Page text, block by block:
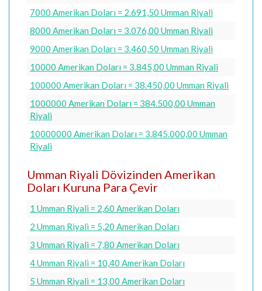
7000 Amerikan Doları = 2.691,50 Umman Riyali
8000 Amerikan Doları = 3.076,00 Umman Riyali
9000 Amerikan Doları = 3.460,50 Umman Riyali
10000 Amerikan Doları = 3.845,00 Umman Riyali
100000 Amerikan Doları = 38.450,00 Umman Riyali
1000000 Amerikan Doları = 384.500,00 Umman
Riyali
10000000 Amerikan Doları = 3.845.000,00 Umman
Riyali
Umman Riyali Dövizinden Amerikan
Doları Kuruna Para Çevir
1 Umman Riyali = 2,60 Amerikan Doları
2 Umman Riyali = 5,20 Amerikan Doları
3 Umman Riyali = 7,80 Amerikan Doları
4 Umman Riyali = 10,40 Amerikan Doları
5 Umman Riyali = 13,00 Amerikan Doları